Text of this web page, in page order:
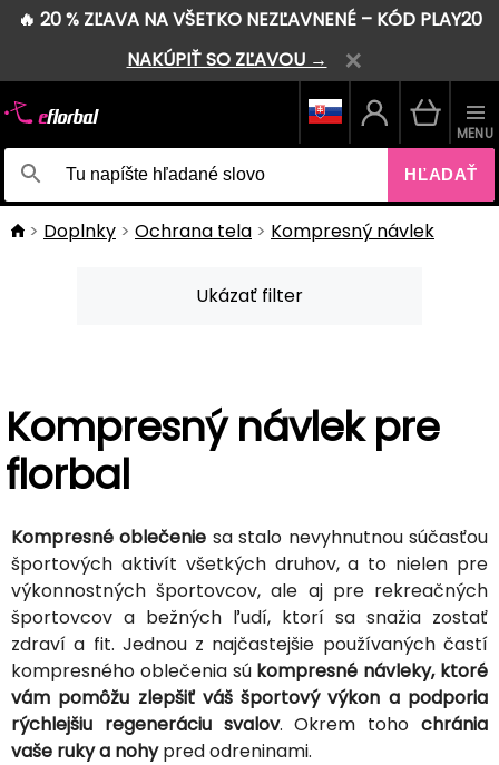
🔥 20 % ZĽAVA NA VŠETKO NEZĽAVNENÉ – KÓD PLAY20
NAKÚPIŤ SO ZĽAVOU →
HĽADAŤ
MENU
Doplnky Ochrana tela Kompresný návlek
Ukázať filter
Kompresný návlek pre
florbal
Kompresné oblečenie sa stalo nevyhnutnou súčasťou
športových aktivít všetkých druhov, a to nielen pre
výkonnostných športovcov, ale aj pre rekreačných
športovcov a bežných ľudí, ktorí sa snažia zostať
zdraví a fit. Jednou z najčastejšie používaných častí
kompresného oblečenia sú kompresné návleky, ktoré
vám pomôžu zlepšiť váš športový výkon a podporia
rýchlejšiu regeneráciu svalov. Okrem tohochránia
vaše ruky a nohypred odreninami.